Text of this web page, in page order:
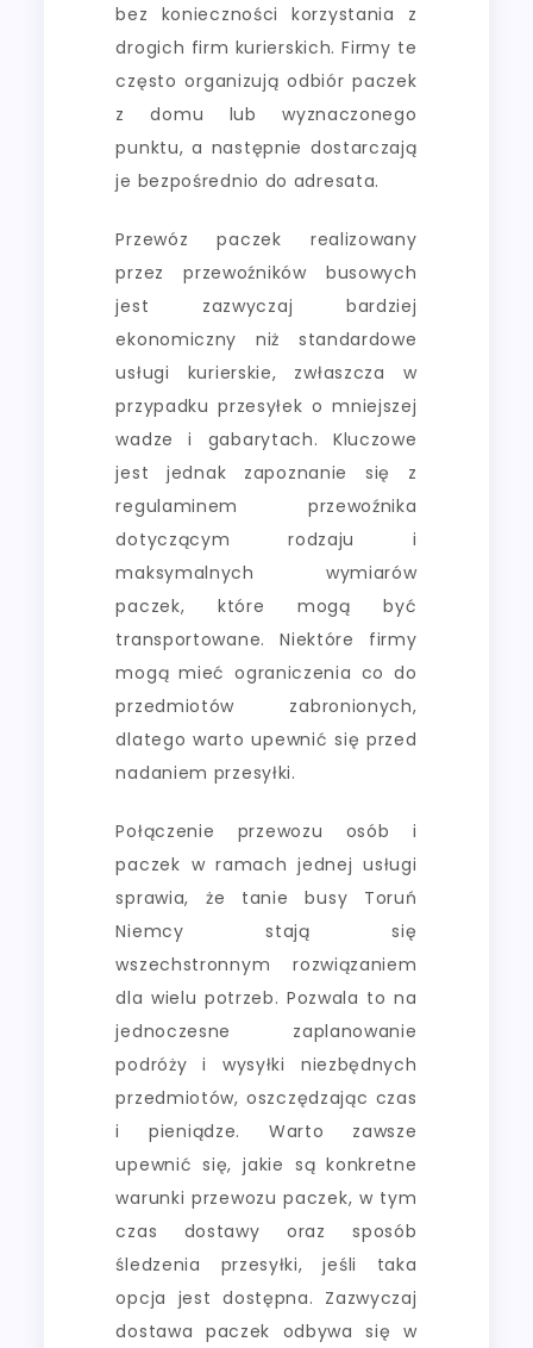
bez konieczności korzystania z
drogich firm kurierskich. Firmy te
często organizują odbiór paczek
z domu lub wyznaczonego
punktu, a następnie dostarczają
je bezpośrednio do adresata.
Przewóz paczek realizowany
przez przewoźników busowych
jest zazwyczaj bardziej
ekonomiczny niż standardowe
usługi kurierskie, zwłaszcza w
przypadku przesyłek o mniejszej
wadze i gabarytach. Kluczowe
jest jednak zapoznanie się z
regulaminem przewoźnika
dotyczącym rodzaju i
maksymalnych wymiarów
paczek, które mogą być
transportowane. Niektóre firmy
mogą mieć ograniczenia co do
przedmiotów zabronionych,
dlatego warto upewnić się przed
nadaniem przesyłki.
Połączenie przewozu osób i
paczek w ramach jednej usługi
sprawia, że tanie busy Toruń
Niemcy stają się
wszechstronnym rozwiązaniem
dla wielu potrzeb. Pozwala to na
jednoczesne zaplanowanie
podróży i wysyłki niezbędnych
przedmiotów, oszczędzając czas
i pieniądze. Warto zawsze
upewnić się, jakie są konkretne
warunki przewozu paczek, w tym
czas dostawy oraz sposób
śledzenia przesyłki, jeśli taka
opcja jest dostępna. Zazwyczaj
dostawa paczek odbywa się w